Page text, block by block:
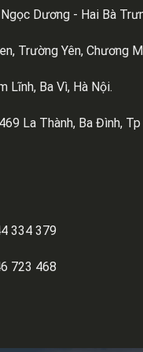
Dương - Hai Bà
Trường Yên, Chương
Lĩnh, Ba Vì, Hà Nội.
La Thành, Ba Đình, Tp
334 379
723 468